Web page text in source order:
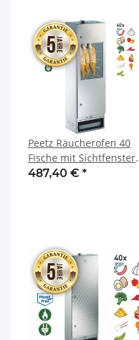
Peetz Räucherofen 40
Fische mit Sichtfenster
Edelstahl rostfrei 28 x 39
487,40 € *